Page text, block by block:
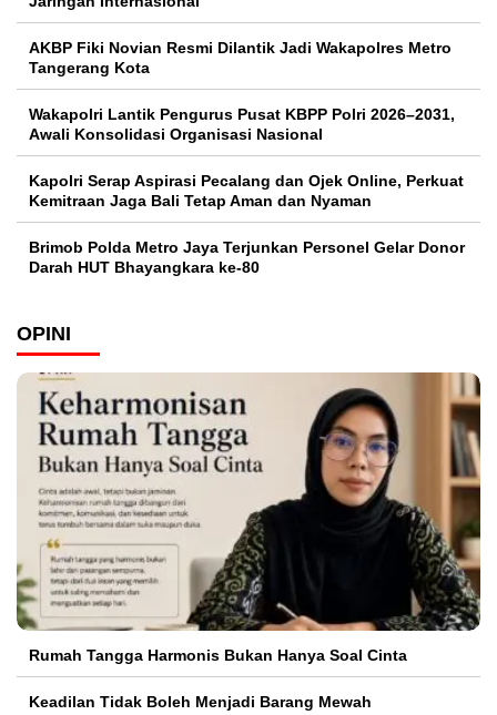
AKBP Fiki Novian Resmi Dilantik Jadi Wakapolres Metro
Tangerang Kota
Wakapolri Lantik Pengurus Pusat KBPP Polri 2026–2031,
Awali Konsolidasi Organisasi Nasional
Kapolri Serap Aspirasi Pecalang dan Ojek Online, Perkuat
Kemitraan Jaga Bali Tetap Aman dan Nyaman
Brimob Polda Metro Jaya Terjunkan Personel Gelar Donor
Darah HUT Bhayangkara ke-80
OPINI
Rumah Tangga Harmonis Bukan Hanya Soal Cinta
Keadilan Tidak Boleh Menjadi Barang Mewah